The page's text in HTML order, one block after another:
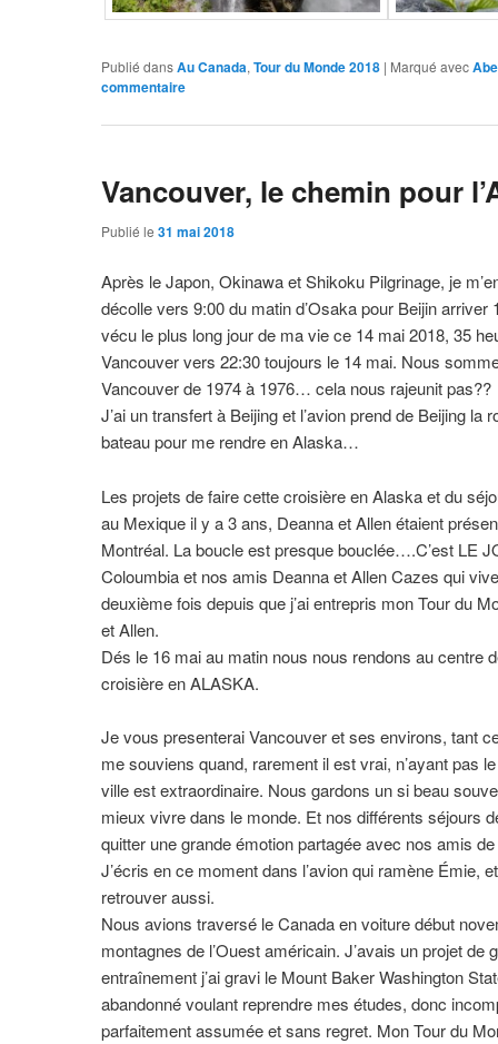
Publié dansAu Canada,Tour du Monde 2018 | Marqué avec
commentaire
Vancouver, le chemin pour
Publié le31 mai 2018
Après le Japon, Okinawa et Shikoku Pilgrinage, je
décolle vers 9:00 du matin d’Osaka pour Beijin arriver
vécu le plus long jour de ma vie ce 14 mai 2018, 35
Vancouver vers 22:30 toujours le 14 mai. Nous
Vancouver de 1974 à 1976… cela nous rajeunit pas??
J’ai un transfert à Beijing et l’avion prend de Beijing
bateau pour me rendre en Alaska…
Les projets de faire cette croisière en Alaska et du
au Mexique il y a 3 ans, Deanna et Allen étaient
Montréal. La boucle est presque bouclée….C’est LE
Coloumbia et nos amis Deanna et Allen Cazes qui
deuxième fois depuis que j’ai entrepris mon Tour du
et Allen.
Dés le 16 mai au matin nous nous rendons au centre
croisière en ALASKA.
Je vous presenterai Vancouver et ses environs, tant
me souviens quand, rarement il est vrai, n’ayant pas
ville est extraordinaire. Nous gardons un si beau
mieux vivre dans le monde. Et nos différents séjours
quitter une grande émotion partagée avec nos amis
J’écris en ce moment dans l’avion qui ramène
retrouver aussi.
Nous avions traversé le Canada en voiture début
montagnes de l’Ouest américain. J’avais un projet
entraînement j’ai gravi le Mount Baker Washington
abandonné voulant reprendre mes études, donc
parfaitement assumée et sans regret. Mon Tour du